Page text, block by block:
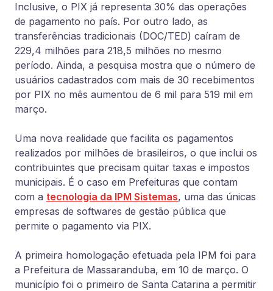
Inclusive, o PIX já representa 30% das operações
de pagamento no país. Por outro lado, as
transferências tradicionais (DOC/TED) caíram de
229,4 milhões para 218,5 milhões no mesmo
período. Ainda, a pesquisa mostra que o número de
usuários cadastrados com mais de 30 recebimentos
por PIX no mês aumentou de 6 mil para 519 mil em
março.
Uma nova realidade que facilita os pagamentos
realizados por milhões de brasileiros, o que inclui os
contribuintes que precisam quitar taxas e impostos
municipais. É o caso em Prefeituras que contam
com a tecnologia da IPM Sistemas, uma das únicas
empresas de softwares de gestão pública que
permite o pagamento via PIX.
A primeira homologação efetuada pela IPM foi para
a Prefeitura de Massaranduba, em 10 de março. O
município foi o primeiro de Santa Catarina a permitir